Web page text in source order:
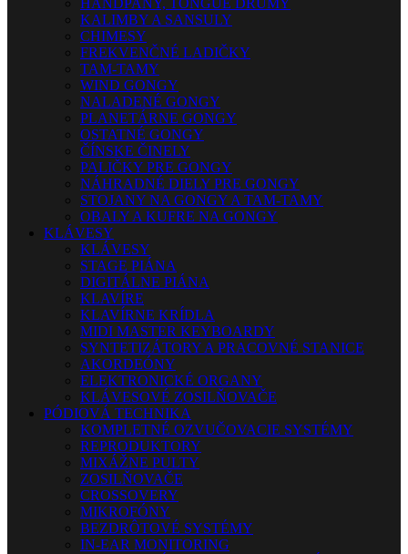
HANDPANY, TONGUE DRUMY
KALIMBY A SANSULY
CHIMESY
FREKVENČNÉ LADIČKY
TAM-TAMY
WIND GONGY
NALADENÉ GONGY
PLANETÁRNE GONGY
OSTATNÉ GONGY
ČÍNSKE ČINELY
PALIČKY PRE GONGY
NÁHRADNÉ DIELY PRE GONGY
STOJANY NA GONGY A TAM-TAMY
OBALY A KUFRE NA GONGY
KLÁVESY
KLÁVESY
STAGE PIÁNA
DIGITÁLNE PIÁNA
KLAVÍRE
KLAVÍRNE KRÍDLA
MIDI MASTER KEYBOARDY
SYNTETIZÁTORY A PRACOVNÉ STANICE
AKORDEÓNY
ELEKTRONICKÉ ORGANY
KLÁVESOVÉ ZOSILŇOVAČE
PÓDIOVÁ TECHNIKA
KOMPLETNÉ OZVUČOVACIE SYSTÉMY
REPRODUKTORY
MIXÁŽNE PULTY
ZOSILŇOVAČE
CROSSOVERY
MIKROFÓNY
BEZDRÔTOVÉ SYSTÉMY
IN-EAR MONITORING